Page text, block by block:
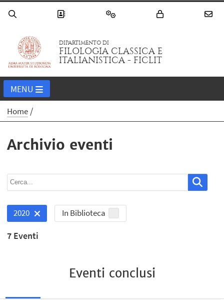
DIPARTIMENTO DI
FILOLOGIA CLASSICA E
ITALIANISTICA - FICLIT
MENU
Home
Archivio eventi
2020 In Biblioteca
7 Eventi
Eventi conclusi